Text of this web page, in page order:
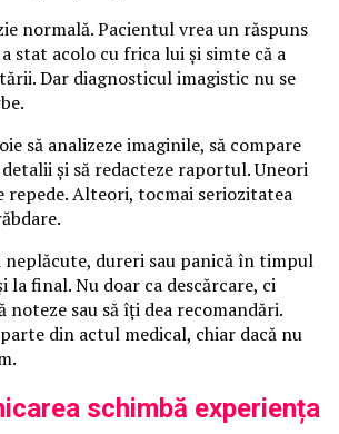
normală. Pacientul vrea un răspuns
stat acolo cu frica lui și simte că a
Dar diagnosticul imagistic nu se
să analizeze imaginile, să compare
și să redacteze raportul. Uneori
Alteori, tocmai seriozitatea
neplăcute, dureri sau panică în timpul
la final. Nu doar ca descărcare, ci
noteze sau să îți dea recomandări.
din actul medical, chiar dacă nu
schimbă experiența